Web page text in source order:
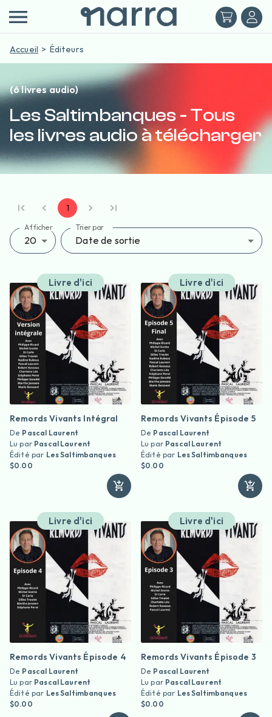
Accueil Éditeurs
(6 livres audio)
Les Saltimbanques - Tous
les livres audio à télécharger
1
Afficher
20
Trier par
Date de sortie
Livre d'ici
Remords Vivants Intégral
De Pascal Laurent
Lu par Pascal Laurent
Édité par Les Saltimbanques
$0.00
Livre d'ici
Remords Vivants Épisode 5
De Pascal Laurent
Lu par Pascal Laurent
Édité par Les Saltimbanques
$0.00
Livre d'ici
Remords Vivants Épisode 4
De Pascal Laurent
Lu par Pascal Laurent
Édité par Les Saltimbanques
$0.00
Livre d'ici
Remords Vivants Épisode 3
De Pascal Laurent
Lu par Pascal Laurent
Édité par Les Saltimbanques
$0.00